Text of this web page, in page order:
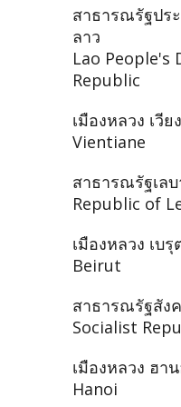
สาธารณรัฐปร
ลาว
Lao People's
Republic
เมืองหลวง เวี
Vientiane
สาธารณรัฐเล
Republic of
เมืองหลวง เบรุ
Beirut
สาธารณรัฐสัง
Socialist
เมืองหลวง ฮา
Hanoi